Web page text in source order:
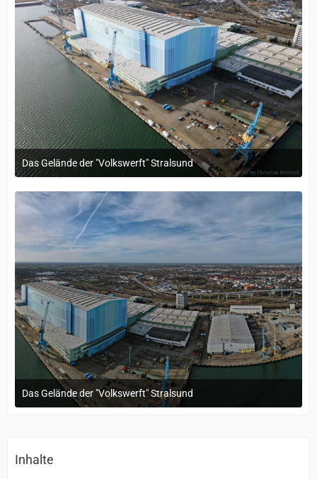
Das Gelände der "Volkswerft" Stralsund
18. Oktober 2022 um 08:56
Das Gelände der "Volkswerft" Stralsund
18. Oktober 2022 um 08:56
Inhalte